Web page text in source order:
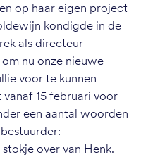
op haar eigen project
kondigde in de
als directeur-
nu onze nieuwe
voor te kunnen
15 februari voor
een aantal woorden
over van Henk.